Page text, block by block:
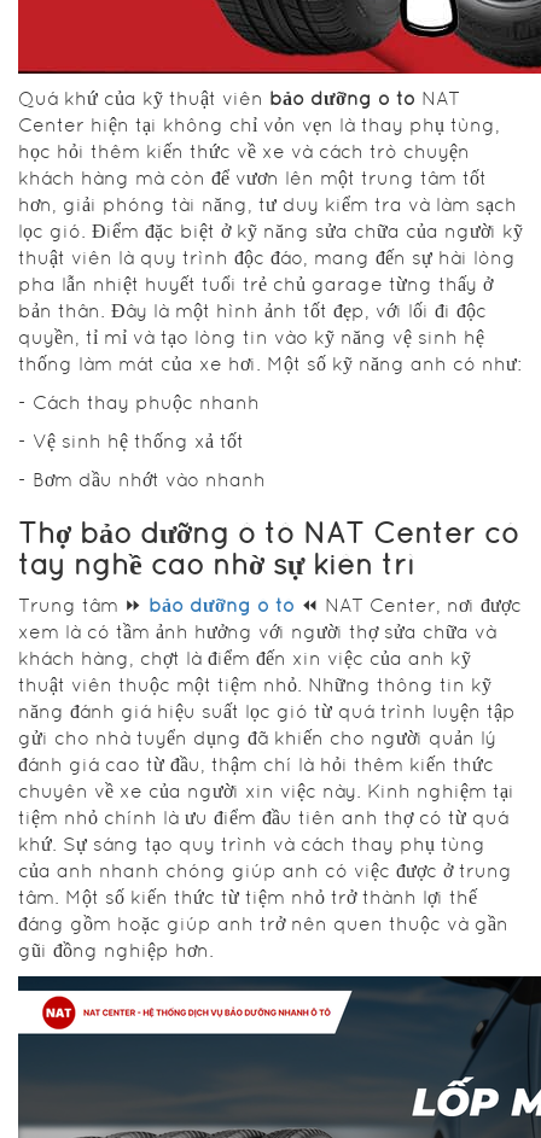
Quá khứ của kỹ thuật viên bảo dưỡng ô tô NAT
Center hiện tại không chỉ vỏn vẹn là thay phụ tùng,
học hỏi thêm kiến thức về xe và cách trò chuyện
khách hàng mà còn để vươn lên một trung tâm tốt
hơn, giải phóng tài năng, tư duy kiểm tra và làm sạch
lọc gió. Điểm đặc biệt ở kỹ năng sửa chữa của người kỹ
thuật viên là quy trình độc đáo, mang đến sự hài lòng
pha lẫn nhiệt huyết tuổi trẻ chủ garage từng thấy ở
bản thân. Đây là một hình ảnh tốt đẹp, với lối đi độc
quyền, tỉ mỉ và tạo lòng tin vào kỹ năng vệ sinh hệ
thống làm mát của xe hơi. Một số kỹ năng anh có như:
- Cách thay phuộc nhanh
- Vệ sinh hệ thống xả tốt
- Bơm dầu nhớt vào nhanh
Thợ bảo dưỡng ô tô NAT Center có
tay nghề cao nhờ sự kiên trì
Trung tâm ⏩ bảo dưỡng ô tô ⏪ NAT Center, nơi được
xem là có tầm ảnh hưởng với người thợ sửa chữa và
khách hàng, chợt là điểm đến xin việc của anh kỹ
thuật viên thuộc một tiệm nhỏ. Những thông tin kỹ
năng đánh giá hiệu suất lọc gió từ quá trình luyện tập
gửi cho nhà tuyển dụng đã khiến cho người quản lý
đánh giá cao từ đầu, thậm chí là hỏi thêm kiến thức
chuyên về xe của người xin việc này. Kinh nghiệm tại
tiệm nhỏ chính là ưu điểm đầu tiên anh thợ có từ quá
khứ. Sự sáng tạo quy trình và cách thay phụ tùng
của anh nhanh chóng giúp anh có việc được ở trung
tâm. Một số kiến thức từ tiệm nhỏ trở thành lợi thế
đáng gồm hoặc giúp anh trở nên quen thuộc và gần
gũi đồng nghiệp hơn.